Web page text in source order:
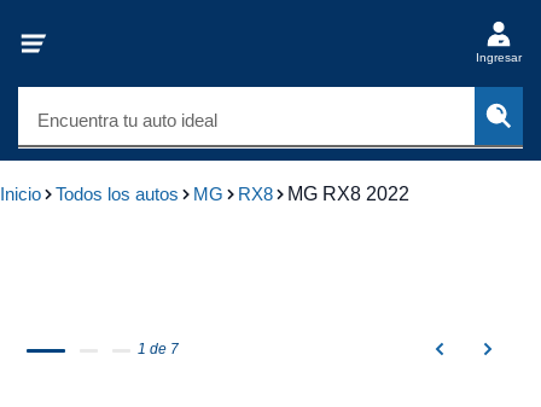
Ingresar
Encuentra tu auto ideal
Inicio Todos los autos MG RX8 MG RX8 2022
1 de 7